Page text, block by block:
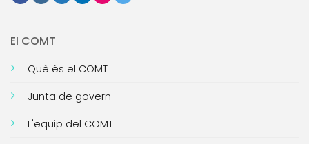
El COMT
Què és el COMT
Junta de govern
L'equip del COMT